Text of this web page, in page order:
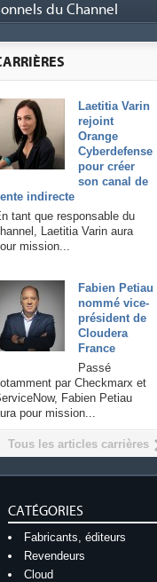
du Channel
Laetitia Varin
rejoint
Orange
Cyberdefense
pour créer
son canal de
indirecte
tant que responsable du
Laetitia Varin aura
mission...
Fabien Petiau
nommé vice-
président de
Cloudera
France
Passé
par Checkmarx et
Fabien Petiau
pour mission...
Tous les articles carrières
CATÉGORIES
Fabricants, éditeurs
Revendeurs
Cloud